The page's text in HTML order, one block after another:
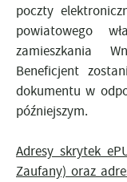
poczty
powiatowego
zamieszkania
Beneficjent
dokumentu w
późniejszym.
Adresy skrytek
Zaufany) oraz